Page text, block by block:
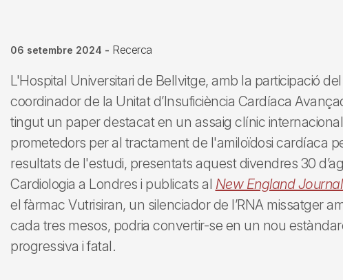
06 setembre 2024 - Recerca
L'Hospital Universitari de Bellvitge, amb la participació
coordinador de la Unitat d’Insuficiència Cardíaca
tingut un paper destacat en un assaig clínic
prometedors per al tractament de l'amiloïdosi cardíaca
resultats de l'estudi, presentats aquest divendres 30
Cardiologia a Londres i publicats al New England
el fàrmac Vutrisiran, un silenciador de l’RNA missatger
cada tres mesos, podria convertir-se en un nou
progressiva i fatal.